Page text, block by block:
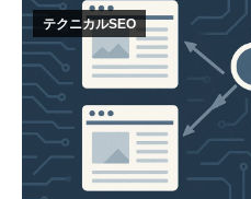
テクニカルSEO